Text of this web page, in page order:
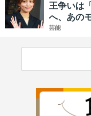
王争いは
へ、あの
芸能